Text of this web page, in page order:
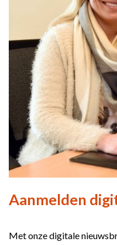
Aanmelden
Met onze digitale